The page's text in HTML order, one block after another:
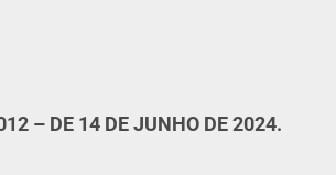
– DE 14 DE JUNHO DE 2024.